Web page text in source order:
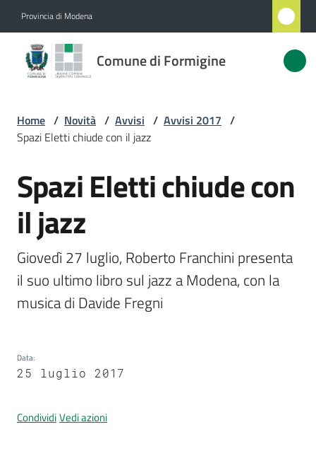
Provincia di Modena
Comune di Formigine
Comune
di
Novità
Menu selezionato
Servizi
Vivere
Formigine
Prenotazione
Home / Novità / Avvisi / Avvisi 2017 /
Spazi Eletti chiude con il jazz
Salta al contenuto
Spazi Eletti chiude con
il jazz
Giovedì 27 luglio, Roberto Franchini presenta
il suo ultimo libro sul jazz a Modena, con la
musica di Davide Fregni
Data:
25 luglio 2017
CondividiVedi azioni